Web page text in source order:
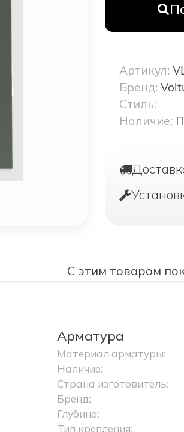
Артикул:
Бренд:
Стиль:
Наличие:
С этим товаром
Арматура
Материал арматуры:
Наличие:
Страна изготовитель:
Бренд:
Глубина:
Тип крепления: